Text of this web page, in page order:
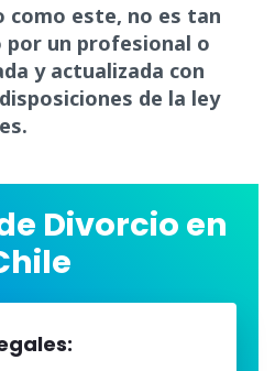
como este, no es tan
por un profesional o
y actualizada con
de la ley
Divorcio en